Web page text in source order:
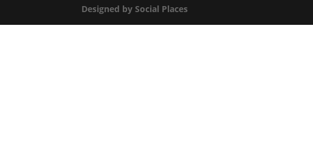
Designed by Social Places